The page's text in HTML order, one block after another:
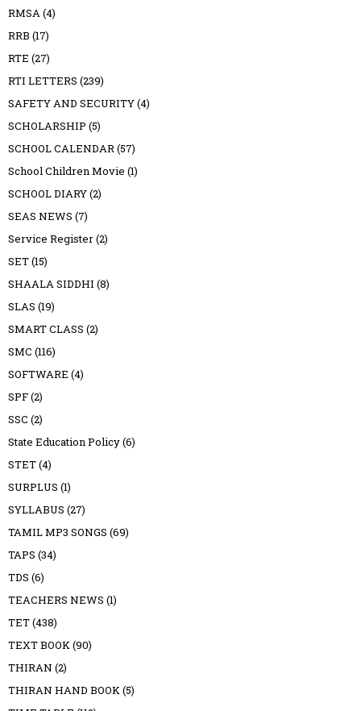
RMSA(4)
RRB (17)
RTE (27)
RTI LETTERS (239)
SAFETY AND SECURITY(4)
SCHOLARSHIP (5)
SCHOOL CALENDAR(57)
School Children Movie (1)
SCHOOL DIARY(2)
SEAS NEWS (7)
Service Register(2)
SET(15)
SHAALA SIDDHI (8)
SLAS (19)
SMART CLASS (2)
SMC (116)
SOFTWARE (4)
SPF(2)
SSC (2)
State Education Policy(6)
STET(4)
SURPLUS (1)
SYLLABUS (27)
TAMIL MP3 SONGS (69)
TAPS (34)
TDS (6)
TEACHERS NEWS (1)
TET(438)
TEXT BOOK(90)
THIRAN (2)
THIRAN HAND BOOK(5)